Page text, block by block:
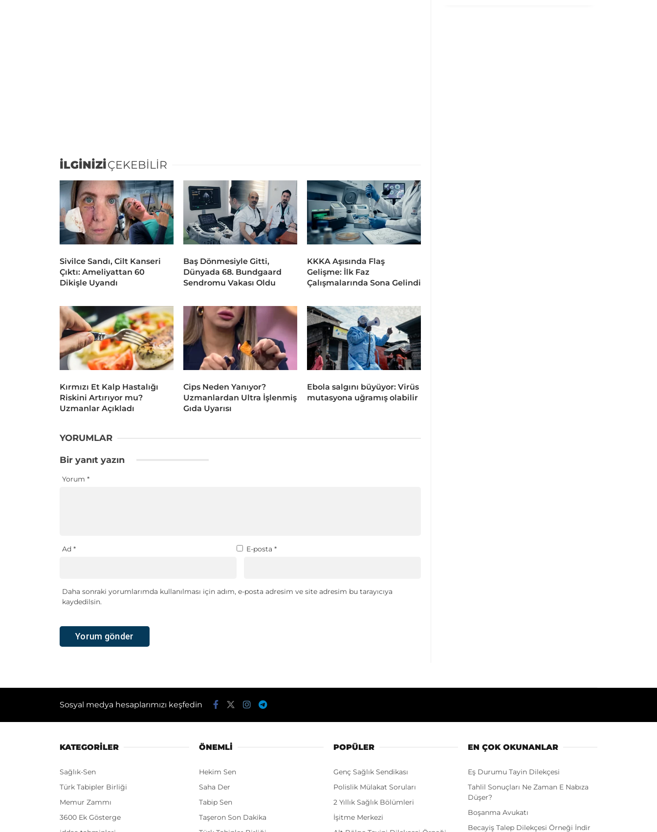
İLGİNİZİÇEKEBİLİR
Sivilce Sandı, Cilt Kanseri
Çıktı: Ameliyattan 60
Dikişle Uyandı
Baş Dönmesiyle Gitti,
Dünyada 68. Bundgaard
Sendromu Vakası Oldu
KKKA Aşısında Flaş
Gelişme: İlk Faz
Çalışmalarında Sona Gelindi
Kırmızı Et Kalp Hastalığı
Riskini Artırıyor mu?
Uzmanlar Açıkladı
Cips Neden Yanıyor?
Uzmanlardan Ultra İşlenmiş
Gıda Uyarısı
Ebola salgını büyüyor: Virüs
mutasyona uğramış olabilir
YORUMLAR
Bir yanıt yazın
Yorum *
Ad * E-posta *
Daha sonraki yorumlarımda kullanılması için adım, e-posta adresim ve site adresim bu tarayıcıya
kaydedilsin.
Sosyal medya hesaplarımızı keşfedin
KATEGORİLER
Sağlık-Sen
Türk Tabipler Birliği
Memur Zammı
3600 Ek Gösterge
ÖNEMLI
Hekim Sen
Saha Der
Tabip Sen
Taşeron Son Dakika
POPÜLER
Genç Sağlık Sendikası
Polislik Mülakat Soruları
2 Yıllık Sağlık Bölümleri
İşitme Merkezi
EN ÇOK OKUNANLAR
Eş Durumu Tayin Dilekçesi
Tahlil Sonuçları Ne Zaman E Nabıza
Düşer?
Boşanma Avukatı
Becayiş Talep Dilekçesi Örneği İndir